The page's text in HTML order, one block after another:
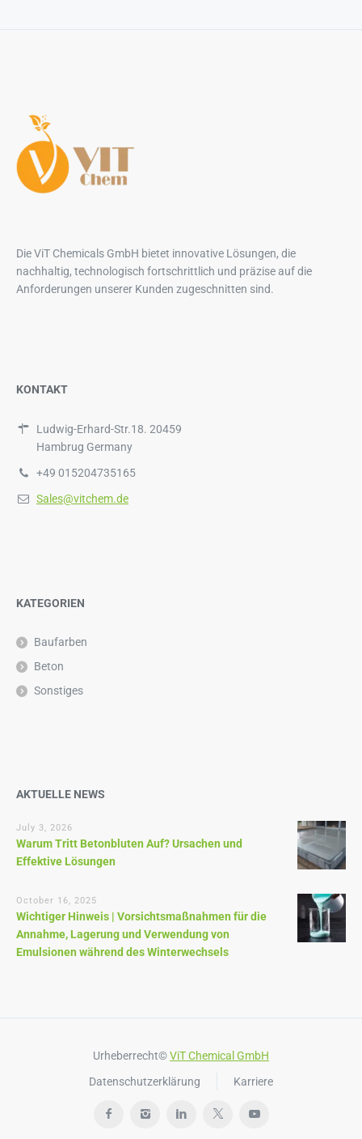
Die ViT Chemicals GmbH bietet innovative Lösungen, die
nachhaltig, technologisch fortschrittlich und präzise auf die
Anforderungen unserer Kunden zugeschnitten sind.
KONTAKT
Ludwig-Erhard-Str.18. 20459
Hambrug Germany
+49 015204735165
Sales@vitchem.de
KATEGORIEN
Baufarben
Beton
Sonstiges
AKTUELLE NEWS
July 3, 2026
Warum Tritt Betonbluten Auf? Ursachen und
Effektive Lösungen
October 16, 2025
Wichtiger Hinweis | Vorsichtsmaßnahmen für die
Annahme, Lagerung und Verwendung von
Emulsionen während des Winterwechsels
Urheberrecht©ViT Chemical GmbH
Datenschutzerklärung
Karriere